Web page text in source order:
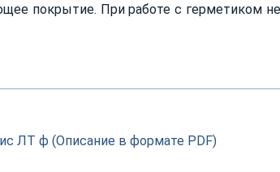
покрытие. При работе с герметиком
ЛТ ф (Описание в формате PDF)